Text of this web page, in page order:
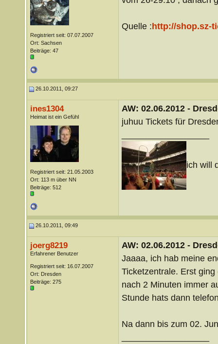
Registriert seit: 07.07.2007
Ort: Sachsen
Beiträge: 47
Quelle :http://shop.sz-
26.10.2011, 09:27
ines1304
Heimat ist ein Gefühl
Registriert seit: 21.05.2003
Ort: 113 m über NN
Beiträge: 512
AW: 02.06.2012 -
juhuu Tickets für
ich will
26.10.2011, 09:49
joerg8219
Erfahrener Benutzer
Registriert seit: 16.07.2007
Ort: Dresden
Beiträge: 275
AW: 02.06.2012 -
Jaaaa, ich hab meine
Ticketzentrale. Erst
nach 2 Minuten immer
Stunde hats dann
Na dann bis zum 02.